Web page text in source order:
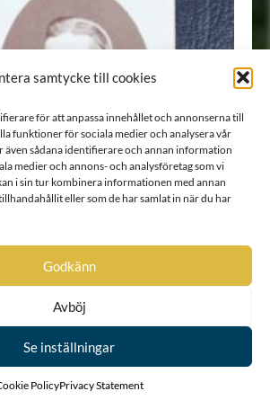
samtycke till cookies
för att anpassa innehållet och annonserna till
funktioner för sociala medier och analysera vår
sådana identifierare och annan information
medier och annons- och analysföretag som vi
i sin tur kombinera informationen med annan
eller som de har samlat in när du har
Godkänn
Avböj
Se inställningar
PolicyPrivacy Statement
Fotografi